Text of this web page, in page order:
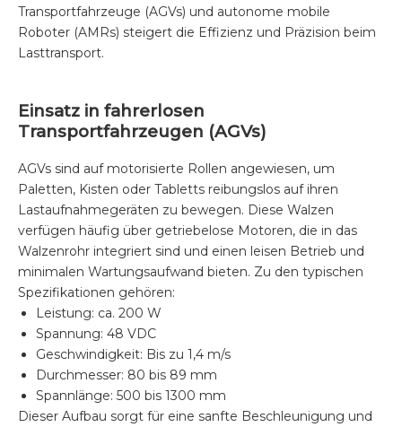
Transportfahrzeuge (AGVs) und autonome mobile
Roboter (AMRs) steigert die Effizienz und Präzision beim
Lasttransport.
Einsatz in fahrerlosen
Transportfahrzeugen (AGVs)
AGVs sind auf motorisierte Rollen angewiesen, um
Paletten, Kisten oder Tabletts reibungslos auf ihren
Lastaufnahmegeräten zu bewegen. Diese Walzen
verfügen häufig über getriebelose Motoren, die in das
Walzenrohr integriert sind und einen leisen Betrieb und
minimalen Wartungsaufwand bieten. Zu den typischen
Spezifikationen gehören:
Leistung: ca. 200 W
Spannung: 48 VDC
Geschwindigkeit: Bis zu 1,4 m/s
Durchmesser: 80 bis 89 mm
Spannlänge: 500 bis 1300 mm
Dieser Aufbau sorgt für eine sanfte Beschleunigung und